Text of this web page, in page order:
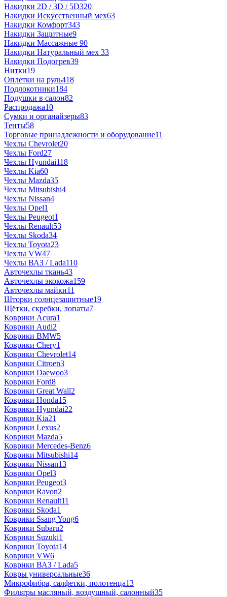
Накидки 2D / 3D / 5D320
Накидки Искусственный мех63
Накидки Комфорт343
Накидки Защитные9
Накидки Массажные 90
Накидки Натуральный мех 33
Накидки Подогрев39
Нитки19
Оплетки на руль418
Подлокотники184
Подушки в салон82
Распродажа10
Сумки и органайзеры83
Тенты58
Торговые принадлежности и оборудование11
Чехлы Chevrolet20
Чехлы Ford27
Чехлы Hyundai118
Чехлы Kia60
Чехлы Mazda35
Чехлы Mitsubishi4
Чехлы Nissan4
Чехлы Opel1
Чехлы Peugeot1
Чехлы Renault53
Чехлы Skoda34
Чехлы Toyota23
Чехлы VW47
Чехлы ВАЗ / Lada110
Авточехлы ткань43
Авточехлы экокожа159
Авточехлы майки11
Шторки солнцезащитные19
Щётки, скребки, лопаты7
Коврики Acura1
Коврики Audi2
Коврики BMW5
Коврики Chery1
Коврики Chevrolet14
Коврики Citroen3
Коврики Daewoo3
Коврики Ford8
Коврики Great Wall2
Коврики Honda15
Коврики Hyundai22
Коврики Kia21
Коврики Lexus2
Коврики Mazda5
Коврики Mercedes-Benz6
Коврики Mitsubishi14
Коврики Nissan13
Коврики Opel3
Коврики Peugeot3
Коврики Ravon2
Коврики Renault11
Коврики Skoda1
Коврики Ssang Yong6
Коврики Subaru2
Коврики Suzuki1
Коврики Toyota14
Коврики VW6
Коврики ВАЗ / Lada5
Ковры универсальные36
Микрофибра, салфетки, полотенца13
Фильтры масляный, воздушный, салонный35